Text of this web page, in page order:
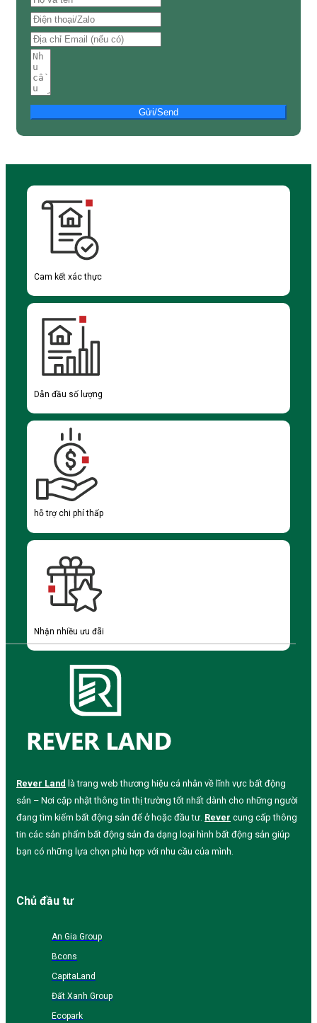
Gửi/Send
Cam kết xác thực
Dẫn đầu số lượng
hỗ trợ chi phí thấp
Nhận nhiều ưu đãi
Rever Land là trang web thương hiệu cá nhân về lĩnh vực bất động
sản – Nơi cập nhật thông tin thị trường tốt nhất dành cho những người
đang tìm kiếm bất động sản để ở hoặc đầu tư. Rever cung cấp thông
tin các sản phẩm bất động sản đa dạng loại hình bất động sản giúp
bạn có những lựa chọn phù hợp với nhu cầu của mình.
Chủ đầu tư
An Gia Group
Bcons
CapitaLand
Đất Xanh Group
Ecopark